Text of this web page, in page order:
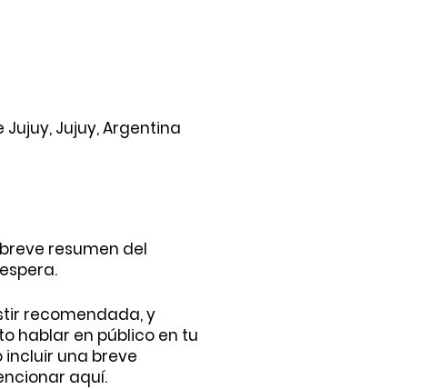
Jujuy, Argentina
resumen del
recomendada, y
hablar en público en tu
una breve
aquí.